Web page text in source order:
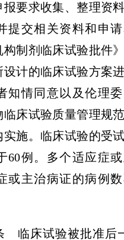
报要求收集、整理资
提交相关资料和申
构制剂临床试验批件
计的临床试验方案
知情同意以及伦理
床试验质量管理规
施。临床试验的受
60例。多个适应症
或主治病证的病例
临床试验被批准后